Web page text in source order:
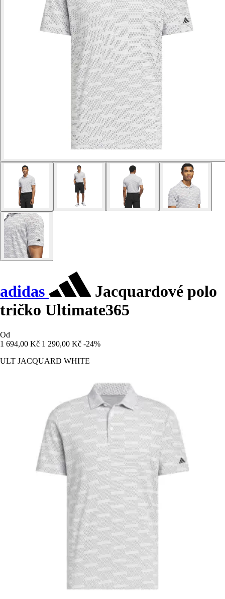
adidas
Jacquardové polo
tričko Ultimate365
Od
1 694,00 Kč 1 290,00 Kč -24%
ULT JACQUARD WHITE